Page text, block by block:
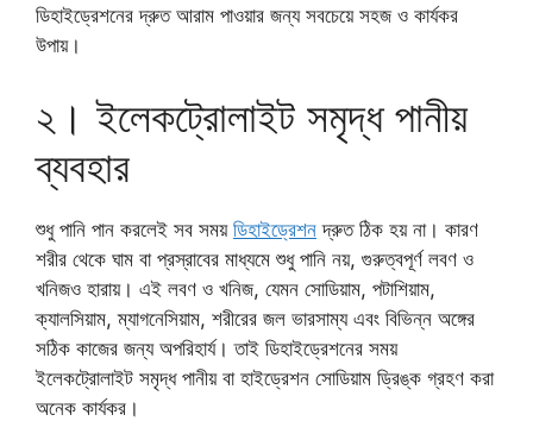
ডিহাইড্রেশনের দ্রুত আরাম পাওয়ার জন্য সবচেয়ে সহজ ও কার্যকর
উপায়।
২। ইলেকট্রোলাইট সমৃদ্ধ পানীয়
ব্যবহার
শুধু পানি পান করলেই সব সময় ডিহাইড্রেশন দ্রুত ঠিক হয় না। কারণ
শরীর থেকে ঘাম বা প্রস্রাবের মাধ্যমে শুধু পানি নয়, গুরুত্বপূর্ণ লবণ ও
খনিজও হারায়। এই লবণ ও খনিজ, যেমন সোডিয়াম, পটাশিয়াম,
ক্যালসিয়াম, ম্যাগনেসিয়াম, শরীরের জল ভারসাম্য এবং বিভিন্ন অঙ্গের
সঠিক কাজের জন্য অপরিহার্য। তাই ডিহাইড্রেশনের সময়
ইলেকট্রোলাইট সমৃদ্ধ পানীয় বা হাইড্রেশন সোডিয়াম ড্রিঙ্ক গ্রহণ করা
অনেক কার্যকর।